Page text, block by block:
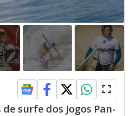
surfe dos Jogos Pan-